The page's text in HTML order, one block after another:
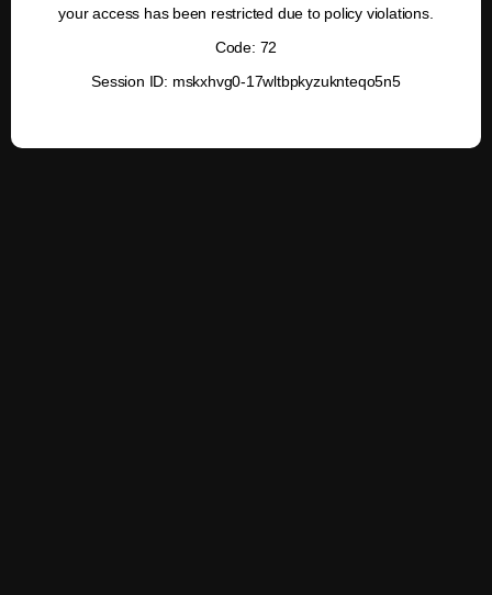
your access has been restricted due to policy violations.
Code: 72
Session ID: mskxhvg0-17wltbpkyzuknteqo5n5